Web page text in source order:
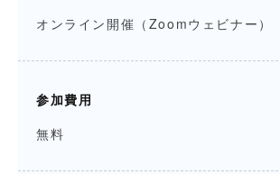
オンライン開催（Zoomウェビナー）
参加費用
無料